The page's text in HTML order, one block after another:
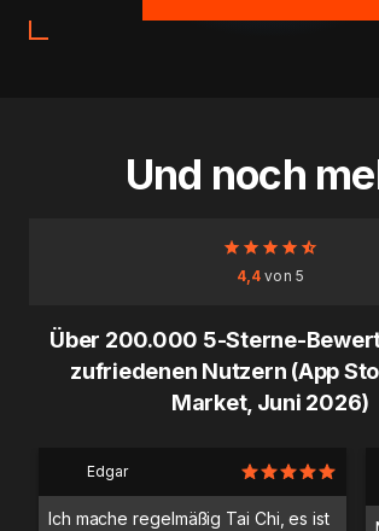
Und noch
4,4 von 5
Über 200.000 5-Sterne-
zufriedenen Nutzern (App
Market, Juni 2026)
Edgar
Ich mache regelmäßig Tai Chi, es ist